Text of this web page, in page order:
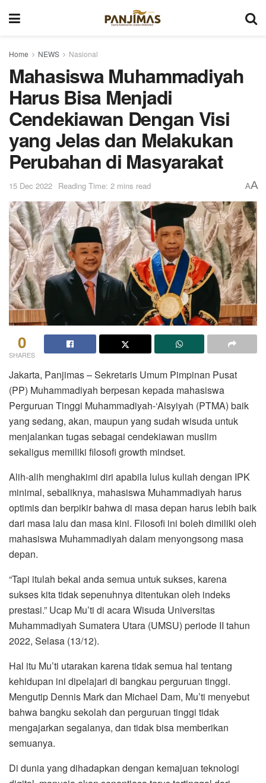
Home NEWS Nasional
Mahasiswa Muhammadiyah
Harus Bisa Menjadi
Cendekiawan Dengan Visi
yang Jelas dan Melakukan
Perubahan di Masyarakat
15 Dec 2022 Reading Time: 2 mins read AA
0
SHARES
Jakarta, Panjimas – Sekretaris Umum Pimpinan Pusat
(PP) Muhammadiyah berpesan kepada mahasiswa
Perguruan Tinggi Muhammadiyah-‘Aisyiyah (PTMA) baik
yang sedang, akan, maupun yang sudah wisuda untuk
menjalankan tugas sebagai cendekiawan muslim
sekaligus memiliki filosofi growth mindset.
Alih-alih menghakimi diri apabila lulus kuliah dengan IPK
minimal, sebaliknya, mahasiswa Muhammadiyah harus
optimis dan berpikir bahwa di masa depan harus lebih baik
dari masa lalu dan masa kini. Filosofi ini boleh dimiliki oleh
mahasiswa Muhammadiyah dalam menyongsong masa
depan.
“Tapi itulah bekal anda semua untuk sukses, karena
sukses kita tidak sepenuhnya ditentukan oleh indeks
prestasi.” Ucap Mu’ti di acara Wisuda Universitas
Muhammadiyah Sumatera Utara (UMSU) periode II tahun
2022, Selasa (13/12).
Hal itu Mu’ti utarakan karena tidak semua hal tentang
kehidupan ini dipelajari di bangkau perguruan tinggi.
Mengutip Dennis Mark dan Michael Dam, Mu’ti menyebut
bahwa bangku sekolah dan perguruan tinggi tidak
mengajarkan segalanya, dan tidak bisa memberikan
semuanya.
Di dunia yang dihadapkan dengan kemajuan teknologi